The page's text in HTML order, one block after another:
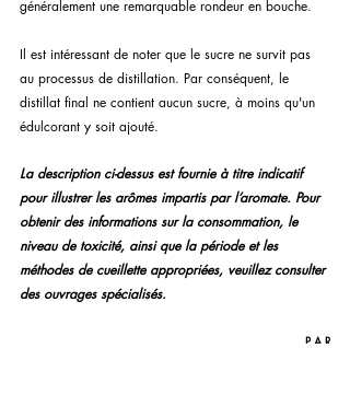
généralement une remarquable rondeur en bouche.
Il est intéressant de noter que le sucre ne survit pas
au processus de distillation. Par conséquent, le
distillat final ne contient aucun sucre, à moins qu'un
édulcorant y soit ajouté.
La description ci-dessus est fournie à titre indicatif
pour illustrer les arômes impartis par l’aromate. Pour
obtenir des informations sur la consommation, le
niveau de toxicité, ainsi que la période et les
méthodes de cueillette appropriées, veuillez consulter
des ouvrages spécialisés.
P A R